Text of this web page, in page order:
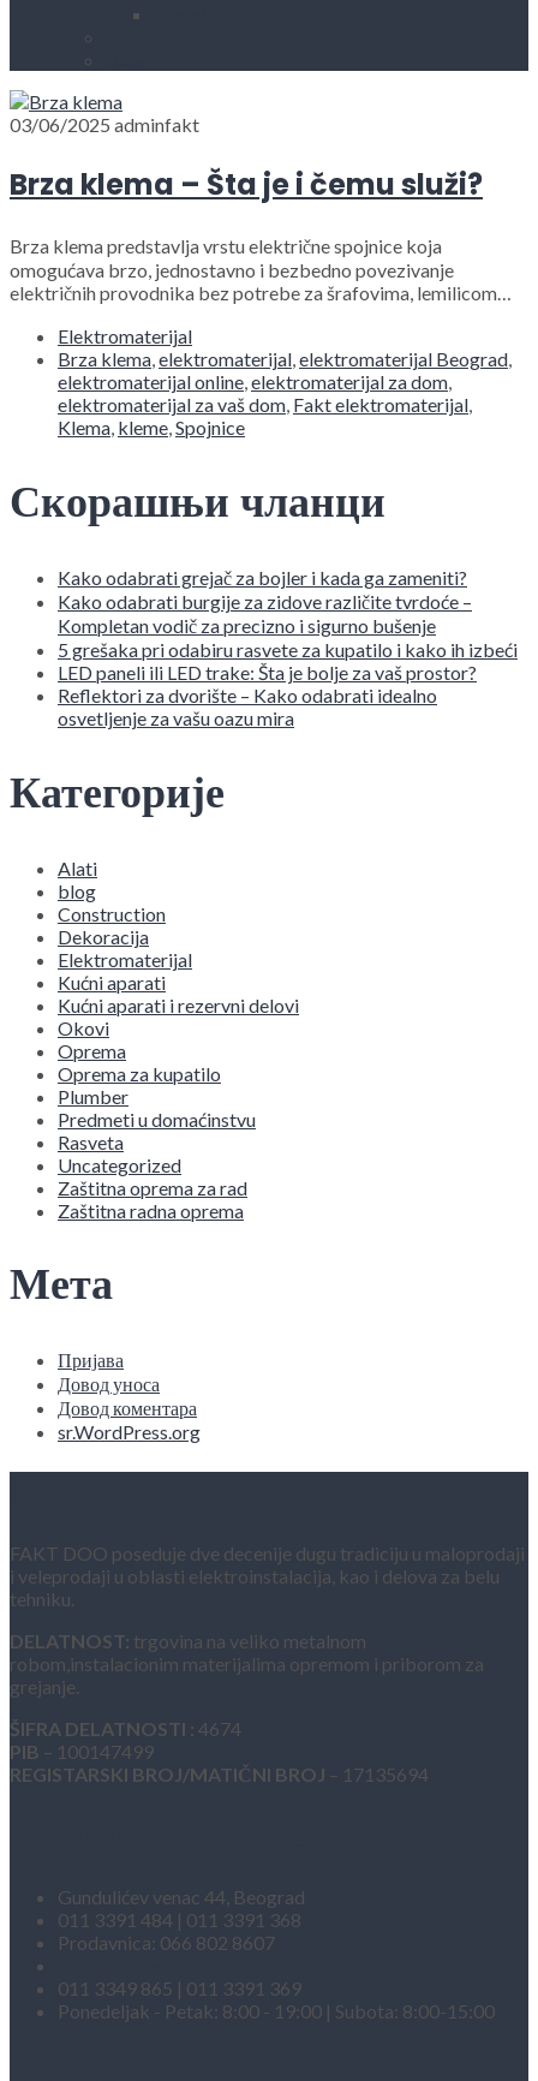
03/06/2025 adminfakt
Brza klema – Šta je i čemu služi?
Brza klema predstavlja vrstu električne spojnice koja
omogućava brzo, jednostavno i bezbedno povezivanje
električnih provodnika bez potrebe za šrafovima, lemilicom…
Elektromaterijal
Brza klema,elektromaterijal,elektromaterijal Beograd,
elektromaterijal online,elektromaterijal za dom,
elektromaterijal za vaš dom, Fakt elektromaterijal,
Klema, kleme,Spojnice
Скорашњи чланци
Kako odabrati grejač za bojler i kada ga zameniti?
Kako odabrati burgije za zidove različite tvrdoće –
Kompletan vodič za precizno i sigurno bušenje
5 grešaka pri odabiru rasvete za kupatilo i kako ih izbeći
LED paneli ili LED trake: Šta je bolje za vaš prostor?
Reflektori za dvorište – Kako odabrati idealno
osvetljenje za vašu oazu mira
Категорије
Alati
blog
Construction
Dekoracija
Elektromaterijal
Kućni aparati
Kućni aparati i rezervni delovi
Okovi
Oprema
Oprema za kupatilo
Plumber
Predmeti u domaćinstvu
Rasveta
Uncategorized
Zaštitna oprema za rad
Zaštitna radna oprema
Мета
Пријава
Довод уноса
Довод коментара
sr.WordPress.org
FAKT DOO poseduje dve decenije dugu tradiciju u maloprodaji
i veleprodaji u oblasti elektroinstalacija, kao i delova za belu
tehniku.
DELATNOST: trgovina na veliko metalnom
robom,instalacionim materijalima opremom i priborom za
grejanje.
ŠIFRA DELATNOSTI : 4674
PIB – 100147499
REGISTARSKI BROJ/MATIČNI BROJ – 17135694
Gundulićev venac 44, Beograd
011 3391 484 | 011 3391 368
Prodavnica: 066 802 8607
011 3349 865 | 011 3391 369
Ponedeljak - Petak: 8:00 - 19:00 | Subota: 8:00-15:00